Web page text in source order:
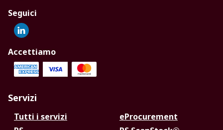
Seguici
Accettiamo
Servizi
Tutti i servizi
eProcurement